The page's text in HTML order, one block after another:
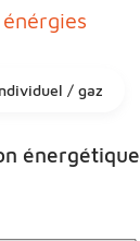
/ gaz
énergétique